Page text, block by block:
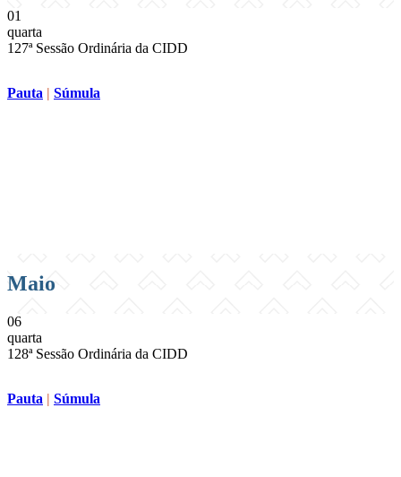
01
quarta
127ª Sessão Ordinária da CIDD
Pauta | Súmula
Maio
06
quarta
128ª Sessão Ordinária da CIDD
Pauta | Súmula